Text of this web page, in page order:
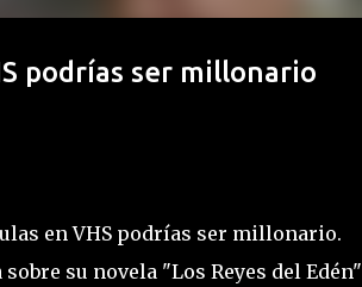
podrías ser millonario
en VHS podrías ser millonario.
su novela "Los Reyes del Edén"